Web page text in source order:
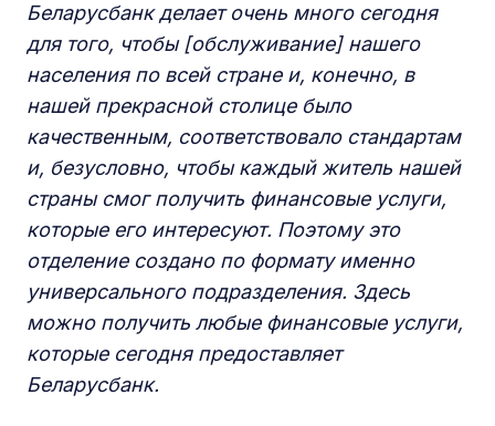
Беларусбанк делает очень много сегодня
для того, чтобы [обслуживание] нашего
населения по всей стране и, конечно, в
нашей прекрасной столице было
качественным, соответствовало стандартам
и, безусловно, чтобы каждый житель нашей
страны смог получить финансовые услуги,
которые его интересуют. Поэтому это
отделение создано по формату именно
универсального подразделения. Здесь
можно получить любые финансовые услуги,
которые сегодня предоставляет
Беларусбанк.